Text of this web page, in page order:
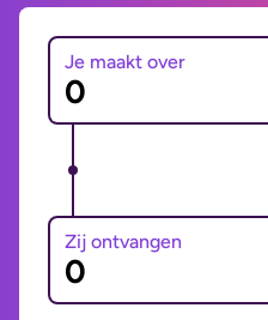
Je maakt over
Zij ontvangen